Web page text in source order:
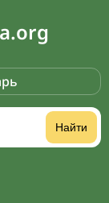
Найти